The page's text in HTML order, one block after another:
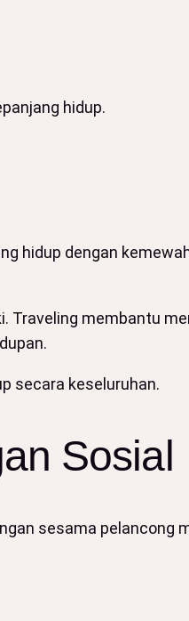
hidup.
hidup dengan
membantu
secara keseluruhan.
Sosial
sesama pelancong